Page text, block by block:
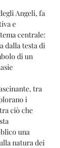
Angeli, fa
e
centrale:
dalla testa di
di un
tra
i
ciò che
una
natura dei